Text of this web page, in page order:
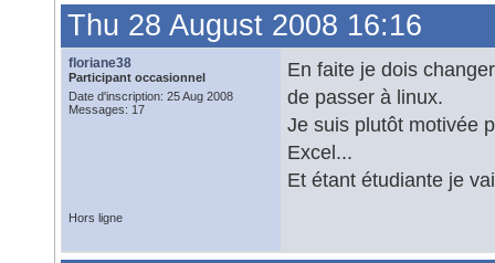
Thu 28 August 2008 16:16
floriane38
Participant occasionnel
Date d'inscription: 25 Aug 2008
Messages: 17
En faite je dois
de passer à linux.
Je suis plutôt motivée
Excel...
Et étant étudiante je
Hors ligne